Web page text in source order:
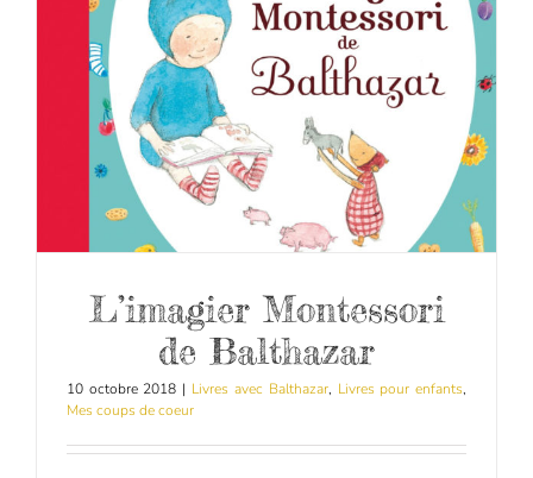
L’imagier Montessori
de Balthazar
10 octobre 2018 | Livres avec Balthazar, Livres pour enfants,
Mes coups de coeur